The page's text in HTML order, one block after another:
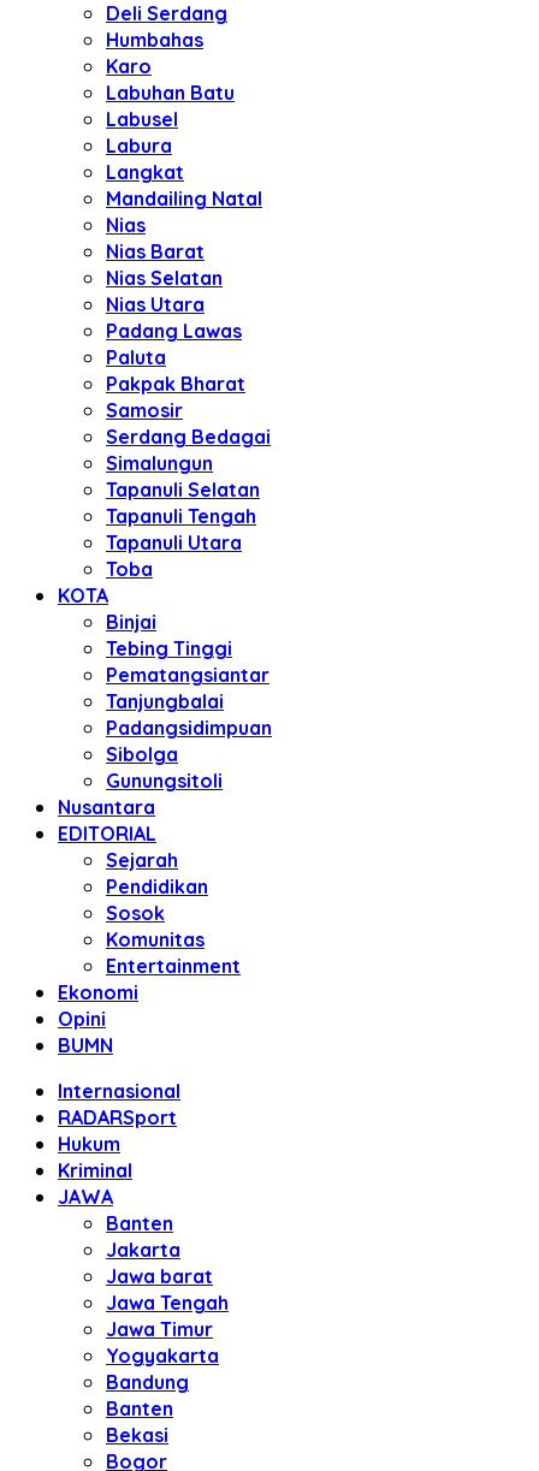
Deli Serdang
Humbahas
Karo
Labuhan Batu
Labusel
Labura
Langkat
Mandailing Natal
Nias
Nias Barat
Nias Selatan
Nias Utara
Padang Lawas
Paluta
Pakpak Bharat
Samosir
Serdang Bedagai
Simalungun
Tapanuli Selatan
Tapanuli Tengah
Tapanuli Utara
Toba
KOTA
Binjai
Tebing Tinggi
Pematangsiantar
Tanjungbalai
Padangsidimpuan
Sibolga
Gunungsitoli
Nusantara
EDITORIAL
Sejarah
Pendidikan
Sosok
Komunitas
Entertainment
Ekonomi
Opini
BUMN
Internasional
RADARSport
Hukum
Kriminal
JAWA
Banten
Jakarta
Jawa barat
Jawa Tengah
Jawa Timur
Yogyakarta
Bandung
Banten
Bekasi
Bogor